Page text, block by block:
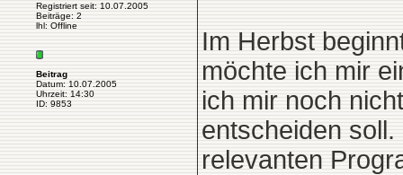
Registriert seit: 10.07.2005
Beiträge: 2
lhl: Offline
Beitrag
Datum: 10.07.2005
Uhrzeit: 14:30
ID: 9853
Im Herbst
möchte ich mir
ich mir noch
entscheiden
relevanten